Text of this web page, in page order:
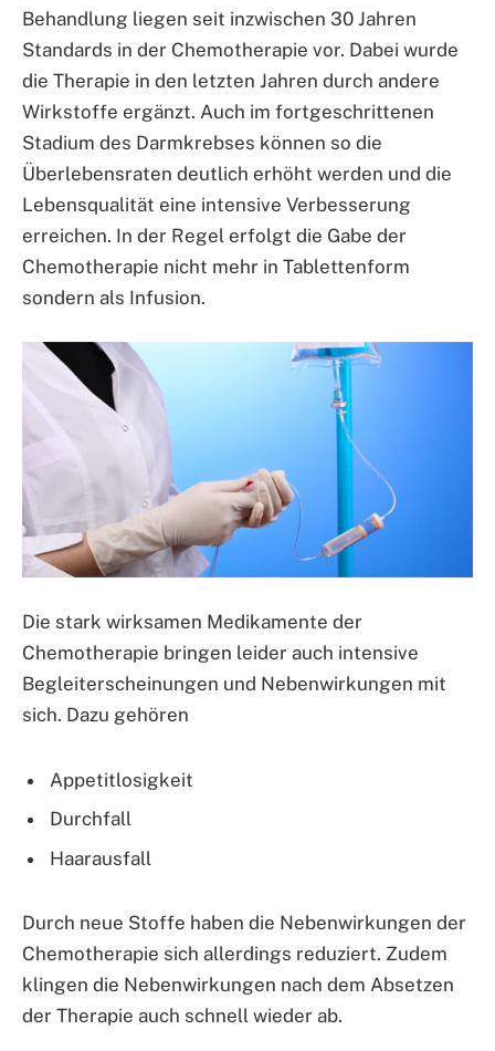
Behandlung liegen seit inzwischen 30 Jahren
Standards in der Chemotherapie vor. Dabei wurde
die Therapie in den letzten Jahren durch andere
Wirkstoffe ergänzt. Auch im fortgeschrittenen
Stadium des Darmkrebses können so die
Überlebensraten deutlich erhöht werden und die
Lebensqualität eine intensive Verbesserung
erreichen. In der Regel erfolgt die Gabe der
Chemotherapie nicht mehr in Tablettenform
sondern als Infusion.
Die stark wirksamen Medikamente der
Chemotherapie bringen leider auch intensive
Begleiterscheinungen und Nebenwirkungen mit
sich. Dazu gehören
Appetitlosigkeit
Durchfall
Haarausfall
Durch neue Stoffe haben die Nebenwirkungen der
Chemotherapie sich allerdings reduziert. Zudem
klingen die Nebenwirkungen nach dem Absetzen
der Therapie auch schnell wieder ab.